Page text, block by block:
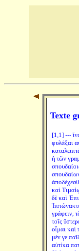
Texte
[1,1] ---
φυλάξαι
ἡ τῶν
καὶ
δὲ καὶ
γράφειν,
τοῖς
οἶμαι καὶ
μέν γε
αὐτίκα